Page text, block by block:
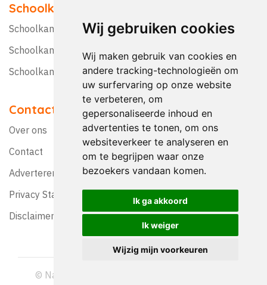
Wij gebruiken cookies
Wij maken gebruik van cookies en
andere tracking-technologieën om
uw surfervaring op onze website
te verbeteren, om
gepersonaliseerde inhoud en
advertenties te tonen, om ons
websiteverkeer te analyseren en
om te begrijpen waar onze
bezoekers vandaan komen.
Ik ga akkoord
Ik weiger
Wijzig mijn voorkeuren
Schoolkampen
Schoolkamp Nederland
Schoolkamp België
Schoolkamptips
Contact
Over ons
Contact
Adverteren?
Privacy Statement
Disclaimer
© Nationaal Schoolreis Magazine 1992-2026